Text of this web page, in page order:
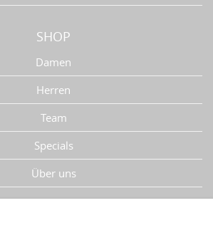
SHOP
Damen
Herren
Team
Specials
Über uns